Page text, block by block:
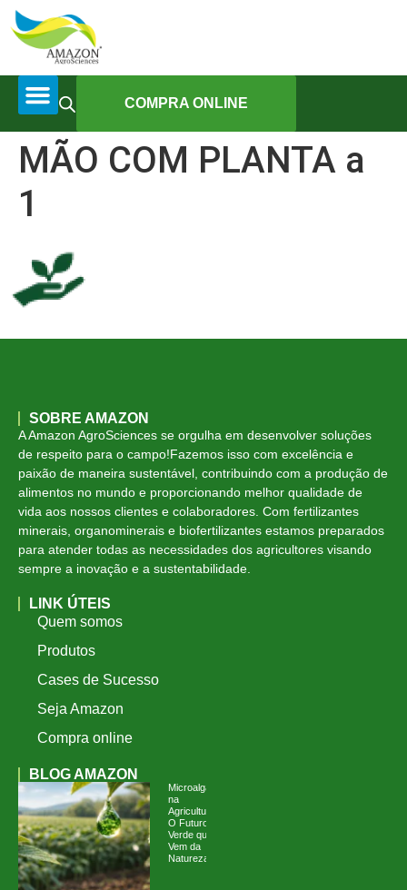
COMPRA ONLINE
MÃO COM PLANTA a
1
SOBRE AMAZON
A Amazon AgroSciences se orgulha em desenvolver soluções
de respeito para o campo!Fazemos isso com excelência e
paixão de maneira sustentável, contribuindo com a produção de
alimentos no mundo e proporcionando melhor qualidade de
vida aos nossos clientes e colaboradores. Com fertilizantes
minerais, organominerais e biofertilizantes estamos preparados
para atender todas as necessidades dos agricultores visando
sempre a inovação e a sustentabilidade.
LINK ÚTEIS
Quem somos
Produtos
Cases de Sucesso
Seja Amazon
Compra online
BLOG AMAZON
Microalgas
na
Agricultura:
O Futuro
Verde que
Vem da
Natureza